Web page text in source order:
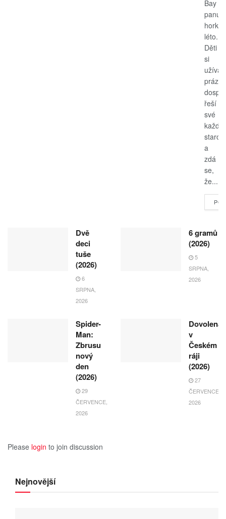
Bay
panuje
horké
léto.
Děti
si
užívají
řeší
své
a
zdá
se,
že...
Dvě
deci
tuše
(2026)
6
SRPNA,
2026
6 gramů
(2026)
5
SRPNA,
2026
Spider-
Man:
Zbrusu
nový
den
(2026)
29
ČERVENCE,
2026
Dovolená
v
Českém
ráji
(2026)
27
ČERVENCE,
2026
Please login to join discussion
Nejnovější